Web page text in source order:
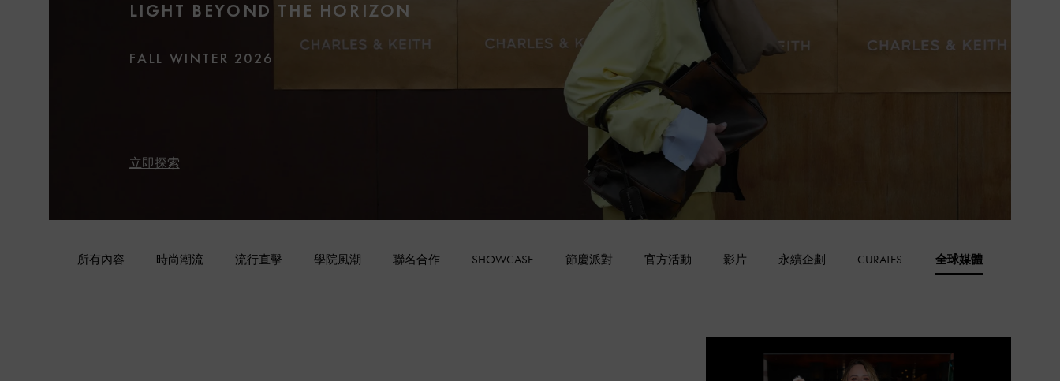
LIGHT BEYOND THE HORIZON
FALL WINTER 2026
立即探索
所有內容 時尚潮流 流行直擊 學院風潮 聯名合作 SHOWCASE 節慶派對 官方活動 影片 永續企劃 CURATES 全球媒體